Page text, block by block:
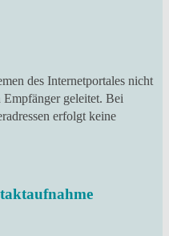
des Internetportales nicht
Empfänger geleitet. Bei
erfolgt keine